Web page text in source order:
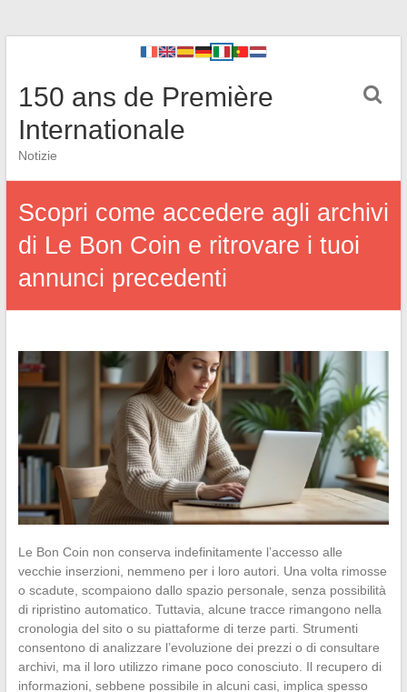
150 ans de Première
Internationale
Notizie
Scopri come accedere agli archivi
di Le Bon Coin e ritrovare i tuoi
annunci precedenti
Le Bon Coin non conserva indefinitamente l’accesso alle
vecchie inserzioni, nemmeno per i loro autori. Una volta rimosse
o scadute, scompaiono dallo spazio personale, senza possibilità
di ripristino automatico. Tuttavia, alcune tracce rimangono nella
cronologia del sito o su piattaforme di terze parti. Strumenti
consentono di analizzare l’evoluzione dei prezzi o di consultare
archivi, ma il loro utilizzo rimane poco conosciuto. Il recupero di
informazioni, sebbene possibile in alcuni casi, implica spesso